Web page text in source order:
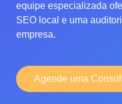
equipe especializada
SEO local e uma
empresa.
Agende uma